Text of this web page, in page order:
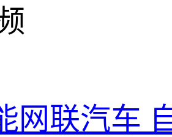
网联汽车